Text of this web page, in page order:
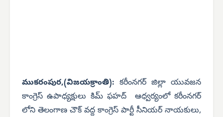
ముకరంపుర,(విజయక్రాంతి): కరీంనగర్ జిల్లా యువజన
కాంగ్రెస్ ఉపాధ్యక్షులు కిమ్ ఫహద్ ఆధ్వర్యంలో కరీంనగర్
లోని తెలంగాణ చౌక్ వద్ద కాంగ్రెస్ పార్టీ సీనియర్ నాయకులు,